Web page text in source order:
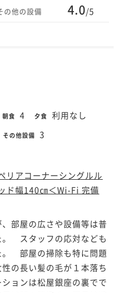
の他の設備 4.0/5
朝食 4 夕食 利用なし
その他設備 3
リアコーナーシングルル
ド幅140㎝＜Wi-Fi 完備
部屋の広さや設備等は普
。 スタッフの応対なども
。 部屋の掃除も特に問題
の長い髪の毛が１本落ち
ョンは松屋銀座の裏でで